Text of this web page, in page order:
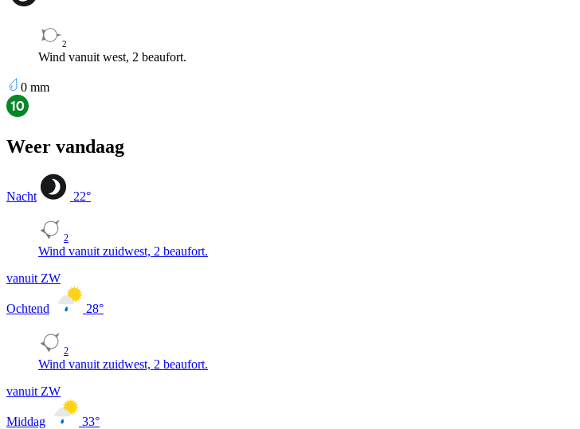
2
Wind vanuit west, 2 beaufort.
0 mm
Weer vandaag
Nacht 22°
2
Wind vanuit zuidwest, 2 beaufort.
vanuit ZW
Ochtend 28°
2
Wind vanuit zuidwest, 2 beaufort.
vanuit ZW
Middag 33°